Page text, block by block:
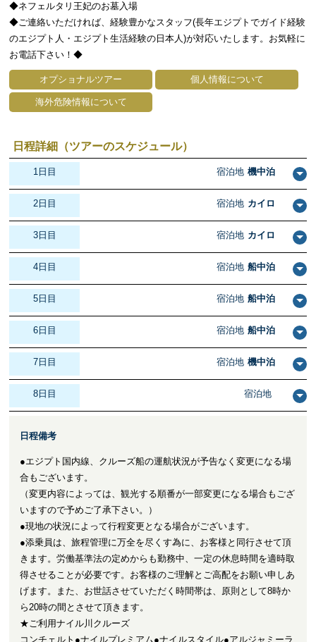
◆ネフェルタリ王妃のお墓入場
◆ご連絡いただければ、経験豊かなスタッフ(長年エジプトでガイド経験
のエジプト人・エジプト生活経験の日本人)が対応いたします。お気軽に
お電話下さい！◆
オプショナルツアー 個人情報について
海外危険情報について
日程詳細（ツアーのスケジュール）
1日目 宿泊地 機中泊
2日目 宿泊地 カイロ
3日目 宿泊地 カイロ
4日目 宿泊地 船中泊
5日目 宿泊地 船中泊
6日目 宿泊地 船中泊
7日目 宿泊地 機中泊
8日目 宿泊地
日程備考
●エジプト国内線、クルーズ船の運航状況が予告なく変更になる場
合もございます。
（変更内容によっては、観光する順番が一部変更になる場合もござ
いますので予めご了承下さい。）
●現地の状況によって行程変更となる場合がございます。
●添乗員は、旅程管理に万全を尽くす為に、お客様と同行させて頂
きます。労働基準法の定めからも勤務中、一定の休息時間を適時取
得させることが必要です。お客様のご理解とご高配をお願い申しあ
げます。また、お世話させていただく時間帯は、原則として8時か
ら20時の間とさせて頂きます。
★ご利用ナイル川クルーズ
コンチェルト●ナイルプレミアム●ナイルスタイル●アルジャミーラ